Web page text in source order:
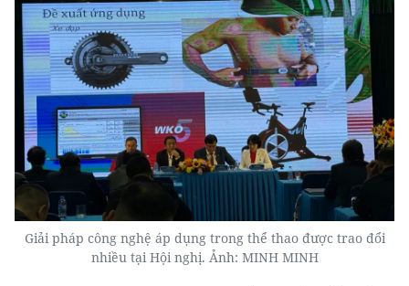
Giải pháp công nghệ áp dụng trong thể thao được trao đổi
nhiều tại Hội nghị. Ảnh: MINH MINH